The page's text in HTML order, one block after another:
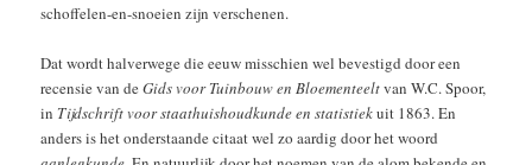
schoffelen-en-snoeien zijn verschenen.
Dat wordt halverwege die eeuw misschien wel bevestigd door een
recensie van deGids voor Tuinbouw en Bloementeeltvan W.C. Spoor,
in Tijdschrift voor staathuishoudkunde en statistiekuit 1863. En
anders is het onderstaande citaat wel zo aardig door het woord